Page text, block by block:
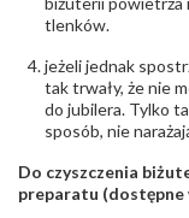
tlenków.
jeżeli jednak
tak trwały, że nie
do jubilera. Tylko
sposób, nie
Do czyszczenia
preparatu (dostępne